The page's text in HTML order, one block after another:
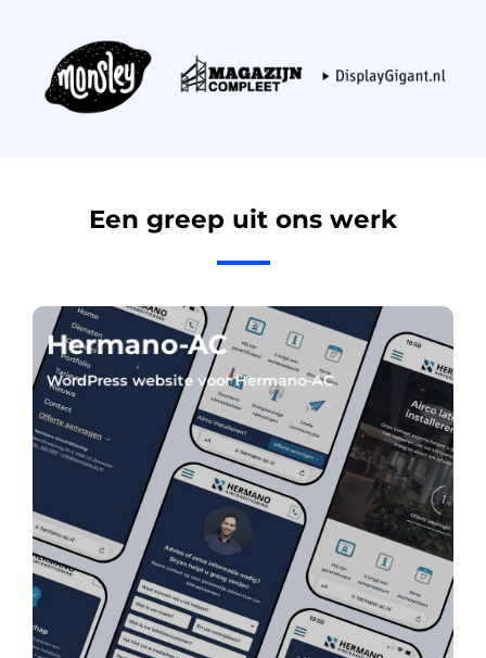
Een greep uit ons werk
Hermano-AC
WordPress website voor Hermano-AC